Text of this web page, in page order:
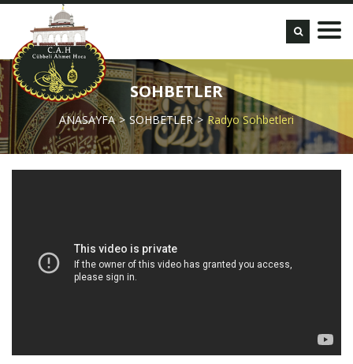
SOHBETLER
ANASAYFA SOHBETLER Radyo Sohbetleri